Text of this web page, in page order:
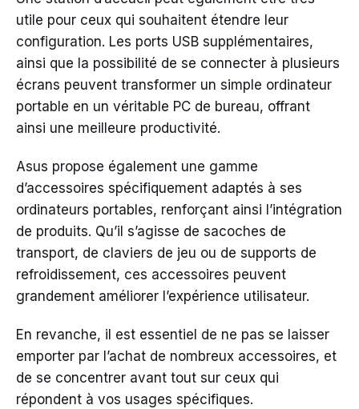
utile pour ceux qui souhaitent étendre leur
configuration. Les ports USB supplémentaires,
ainsi que la possibilité de se connecter à plusieurs
écrans peuvent transformer un simple ordinateur
portable en un véritable PC de bureau, offrant
ainsi une meilleure productivité.
Asus propose également une gamme
d’accessoires spécifiquement adaptés à ses
ordinateurs portables, renforçant ainsi l’intégration
de produits. Qu’il s’agisse de sacoches de
transport, de claviers de jeu ou de supports de
refroidissement, ces accessoires peuvent
grandement améliorer l’expérience utilisateur.
En revanche, il est essentiel de ne pas se laisser
emporter par l’achat de nombreux accessoires, et
de se concentrer avant tout sur ceux qui
répondent à vos usages spécifiques.